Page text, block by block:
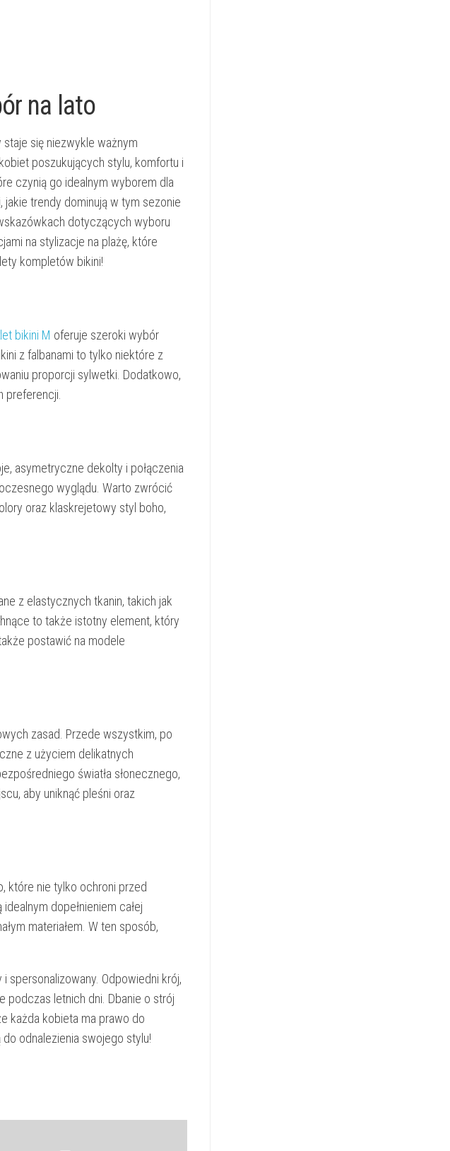
na lato
się niezwykle ważnym
poszukujących stylu, komfortu i
czynią go idealnym wyborem dla
trendy dominują w tym sezonie
dotyczących wyboru
na stylizacje na plażę, które
kompletów bikini!
bikini M oferuje szeroki wybór
z falbanami to tylko niektóre z
proporcji sylwetki. Dodatkowo,
preferencji.
asymetryczne dekolty i połączenia
wyglądu. Warto zwrócić
oraz klaskrejetowy styl boho,
z elastycznych tkanin, takich jak
to także istotny element, który
postawić na modele
zasad. Przede wszystkim, po
z użyciem delikatnych
światła słonecznego,
aby uniknąć pleśni oraz
które nie tylko ochroni przed
dopełnieniem całej
materiałem. W ten sposób,
spersonalizowany. Odpowiedni krój,
podczas letnich dni. Dbanie o strój
każda kobieta ma prawo do
odnalezienia swojego stylu!